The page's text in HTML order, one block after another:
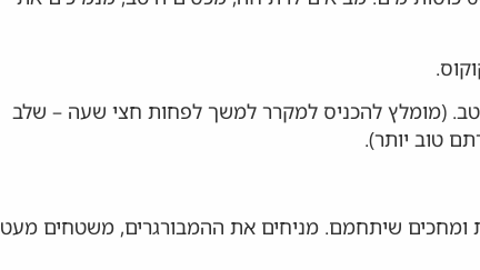
(מומלץ להכניס למקרר למשך לפחות חצי שעה – שלב
טוב יותר).
ומחכים שיתחמם. מניחים את ההמבורגרים, משטחים מעט